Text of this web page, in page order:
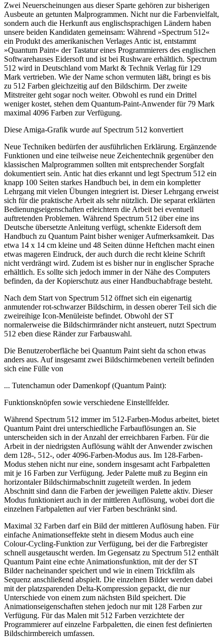
Zwei Neuerscheinungen aus dieser Sparte gehören zur bisherigen
Ausbeute an getunten Malprogrammen. Nicht nur die Farbenvielfalt,
sondern auch die Herkunft aus englischsprachigen Ländern haben
unsere beiden Kandidaten gemeinsam: Während »Spectrum 512«
ein Produkt des amerikanischen Verlages Antic ist, entstammt
»Quantum Paint« der Tastatur eines Programmierers des englischen
Softwarehauses Eidersoft und ist bei Rushware erhältlich. Spectrum
512 wird in Deutschland vom Markt & Technik Verlag für 129
Mark vertrieben. Wie der Name schon vermuten läßt, bringt es bis
zu 512 Farben gleichzeitig auf den Bildschirm. Der zweite
Mitstreiter geht sogar noch weiter. Obwohl es rund ein Drittel
weniger kostet, stehen dem Quantum-Paint-Anwender für 79 Mark
maximal 4096 Farben zur Verfügung.
Diese Amiga-Grafik wurde auf Spectrum 512 konvertiert
Neue Techniken bedürfen der ausführlichen Erklärung. Ergänzende
Funktionen und eine teilweise neue Zeichentechnik gegenüber den
klassischen Malprogrammen sollten mit entsprechender Sorgfalt
dokumentiert sein. Antic hat dies erkannt und legt Spectrum 512 ein
knapp 100 Seiten starkes Handbuch bei, in dem ein kompletter
Lehrgang mit vielen Übungen integriert ist. Dieser Lehrgang erweist
sich für die praktische Arbeit als sehr nützlich. Die separat erklärten
Bedienungseigenschaften erleichtern die Arbeit bei eventuell
auftretenden Problemen. Während Spectrum 512 über eine ins
Deutsche übersetzte Anleitung verfügt, schenkte Eidersoft dem
Handbuch zu Quantum Paint bisher weniger Aufmerksamkeit. Das
etwa 14 x 14 cm kleine und 48 Seiten dünne Heftchen macht einen
etwas mageren Eindruck, der auch durch die recht kleine Schrift
nicht verdrängt wird. Zudem ist es bisher nur in englischer Sprache
erhältlich. Es sollte sich jedoch immer in der Nähe des Computers
befinden, da der Kopierschutz aus einer Handbuchabfrage besteht.
Nach dem Start von Spectrum 512 öffnet sich ein eigenartig
anmutender rot-schwarzer Bildschirm, in dessen oberer Teil sich die
zweireihige Icon-Menüleiste befindet. Obwohl der ST
normalerweise die Bildschirmränder nicht ansteuert, nutzt Spectrum
512 eben diese Ränder zur Farbauswahl.
Die Benutzeroberfläche bei Quantum Paint sieht da schon etwas
anders aus. Auf insgesamt zwei Bildschirmebenen verteilt befinden
sich eine Fülle von
... Tutenchamun oder Damenkopf (Quantum Paint):
Funktionsknöpfen sowie verschiedene Einstellfelder.
Während Spectrum 512 immer im 512-Farben-Modus arbeitet, bietet
Quantum Paint drei unterschiedliche Farbauflösungen an. Sie
unterscheiden sich in der Anzahl der erreichbaren Farben. Für die
Arbeit in der niedrigsten Auflösung wählt der Anwender zwischen
dem 128-, 512-, oder 4096-Farben-Modus aus. Im 128-Farben-
Modus stehen nicht nur eine, sondern insgesamt acht Farbpaletten
mit je 16 Farben zur Verfügung. Jeder Palette muß zu Beginn ein
horizontaler Bildschirmabschnitt zugeteilt werden. In jedem
Abschnitt sind dann die Farben der jeweiligen Palette aktiv. Dieser
Modus funktioniert auch in der mittleren Auflösung, wobei dort die
einzelnen Farbpaletten auf vier Farben beschränkt sind.
Maximal 32 Farben darf ein Bild der mittleren Auflösung haben. Für
einfache Animationseffekte steht in diesem Modus auch eine
Colour-Cycling-Funktion zur Verfügung, bei der die Farbregister
schnell ausgetauscht werden. Im Gegensatz zu Spectrum 512 enthält
Quantum Paint eine echte Animationsfunktion, mit der der ST
Bilder nacheinander speichert und wie in einem Trickfilm als
Sequenz anschließend abspielt. Die einzelnen Bilder werden dabei
mit der platzsparenden Delta-Kompression gepackt, die nur
Unterschiede von einem zum nächsten Bild speichert. Die
Animationseigenschaften stehen jedoch nur mit 128 Farben zur
Verfügung. Für das Malen mit 512 Farben verzichtete der
Programmierer auf einzelne Farbpaletten, die einen fest definierten
Bildschirmbereich umfassen.